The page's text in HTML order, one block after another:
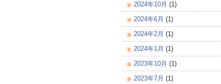
2024年10月 (1)
2024年6月 (1)
2024年2月 (1)
2024年1月 (1)
2023年10月 (1)
2023年7月 (1)